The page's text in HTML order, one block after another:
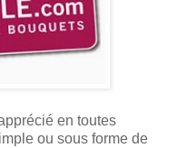
en toutes
ou sous forme de